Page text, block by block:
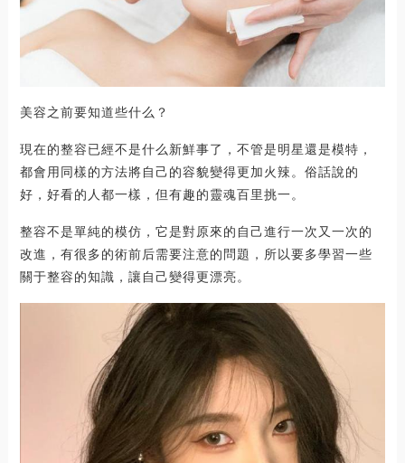
美容之前要知道些什么？
現在的整容已經不是什么新鮮事了，不管是明星還是模特，
都會用同樣的方法將自己的容貌變得更加火辣。俗話說的
好，好看的人都一樣，但有趣的靈魂百里挑一。
整容不是單純的模仿，它是對原來的自己進行一次又一次的
改進，有很多的術前后需要注意的問題，所以要多學習一些
關于整容的知識，讓自己變得更漂亮。